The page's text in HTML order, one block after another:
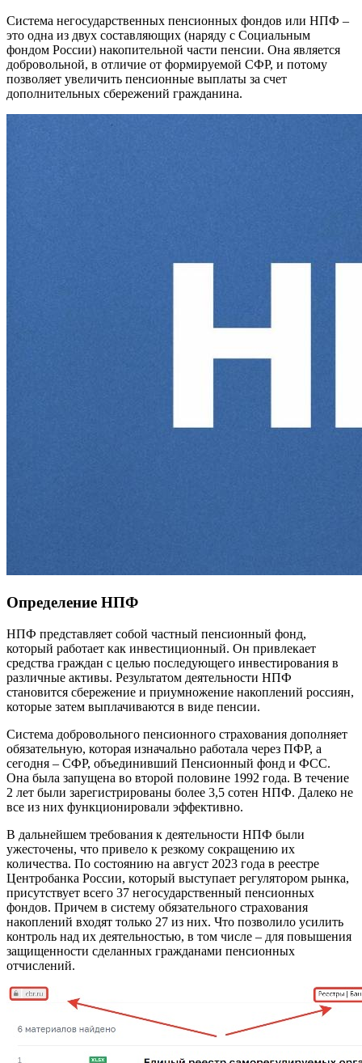
Система негосударственных пенсионных фондов или НПФ –
это одна из двух составляющих (наряду с Социальным
фондом России) накопительной части пенсии. Она является
добровольной, в отличие от формируемой СФР, и потому
позволяет увеличить пенсионные выплаты за счет
дополнительных сбережений гражданина.
Определение НПФ
НПФ представляет собой частный пенсионный фонд,
который работает как инвестиционный. Он привлекает
средства граждан с целью последующего инвестирования в
различные активы. Результатом деятельности НПФ
становится сбережение и приумножение накоплений россиян,
которые затем выплачиваются в виде пенсии.
Система добровольного пенсионного страхования дополняет
обязательную, которая изначально работала через ПФР, а
сегодня – СФР, объединивший Пенсионный фонд и ФСС.
Она была запущена во второй половине 1992 года. В течение
2 лет были зарегистрированы более 3,5 сотен НПФ. Далеко не
все из них функционировали эффективно.
В дальнейшем требования к деятельности НПФ были
ужесточены, что привело к резкому сокращению их
количества. По состоянию на август 2023 года в реестре
Центробанка России, который выступает регулятором рынка,
присутствует всего 37 негосударственный пенсионных
фондов. Причем в систему обязательного страхования
накоплений входят только 27 из них. Что позволило усилить
контроль над их деятельностью, в том числе – для повышения
защищенности сделанных гражданами пенсионных
отчислений.